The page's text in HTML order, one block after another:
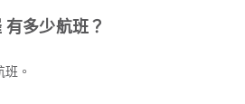
多少航班？
班。